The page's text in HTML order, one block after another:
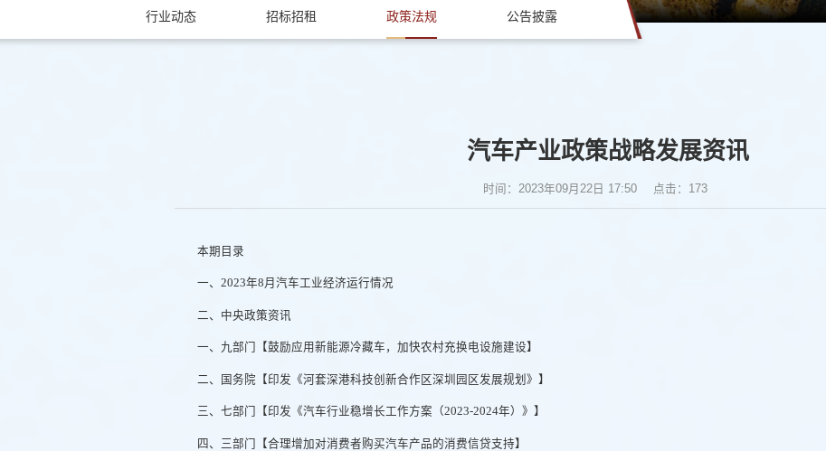
行业动态 招标招租 政策法规 公告披露
汽车产业政策战略发展资讯
时间：2023年09月22日 17:50 点击： 173
本期目录
一、2023年8月汽车工业经济运行情况
二、中央政策资讯
一、九部门【鼓励应用新能源冷藏车，加快农村充换电设施建设】
二、国务院【印发《河套深港科技创新合作区深圳园区发展规划》】
三、七部门【印发《汽车行业稳增长工作方案（2023-2024年）》】
四、三部门【合理增加对消费者购买汽车产品的消费信贷支持】